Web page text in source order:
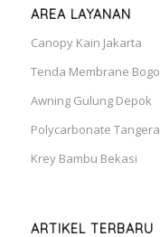
AREA LAYANAN
Canopy Kain Jakarta
Tenda Membrane
Awning Gulung Depok
Polycarbonate
Krey Bambu Bekasi
ARTIKEL TERBARU